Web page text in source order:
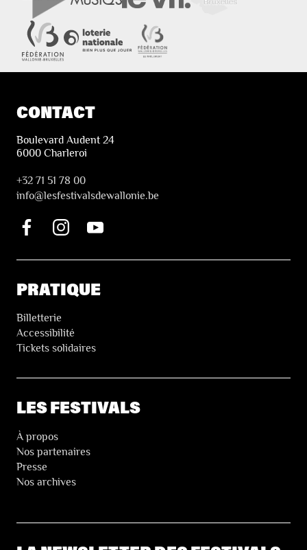
CONTACT
Boulevard Audent 24
6000 Charleroi
+32 71 51 78 00
info@lesfestivalsdewallonie.be
PRATIQUE
Billetterie
Accessibilité
Tickets solidaires
LES FESTIVALS
À propos
Nos partenaires
Presse
Nos archives